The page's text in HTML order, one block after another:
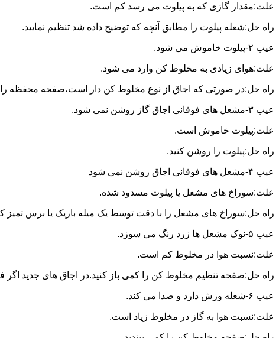
علت:مقدار گازی که به پیلوت می رسد کم است.
راه حل:شعله پیلوت را مطابق آنچه که توضیح داده شد تنظیم نمایید.
عیب ۲-پیلوت خاموش می شود.
علت:هوای زیادی به مخلوط کن وارد می شود.
راه حل:در صورتی که اجاق از نوع مخلوط کن دار است،صفحه محفظه را
عیب ۳-مشعل های فوقانی اجاق گاز روشن نمی شود.
علت:پیلوت خاموش است.
راه حل:پیلوت را روشن کنید.
عیب ۴-مشعل های فوقانی اجاق روشن نمی شود
علت:سوراخ های مشعل یا پیلوت مسدود شده.
راه حل:سوراخ های مشعل را با دقت توسط یک میله باریک یا برس تمیز
عیب ۵-نوک مشعل ها زرد رنگ می سوزد.
علت:نسبت هوا در مخلوط کم است.
راه حل:صفحه تنظیم مخلوط کن را کمی باز کنید.در اجاق های جدید اگر
عیب ۶-شعله وزش دارد و صدا می کند.
علت:نسبت هوا به گاز در مخلوط زیاد است.